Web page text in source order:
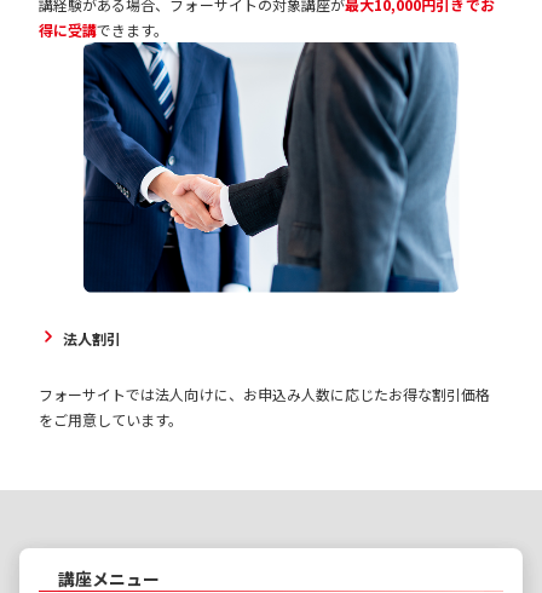
講経験がある場合、フォーサイトの対象講座が最大10,000円引きでお
得に受講できます。
法人割引
フォーサイトでは法人向けに、お申込み人数に応じたお得な割引価格
をご用意しています。
講座メニュー